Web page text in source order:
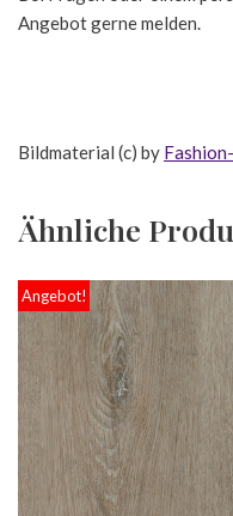
Angebot gerne melden.
Bildmaterial (c) by
Ähnliche
Angebot!